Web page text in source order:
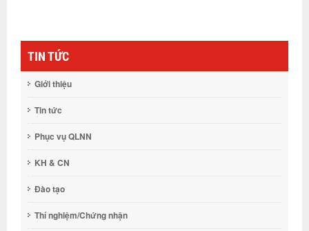
TIN TỨC
Giới thiệu
Tin tức
Phục vụ QLNN
KH & CN
Đào tạo
Thí nghiệm/Chứng nhận